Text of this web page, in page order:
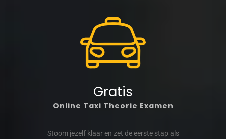
Gratis
Online Taxi Theorie Examen
Stoom jezelf klaar en zet de eerste stap als